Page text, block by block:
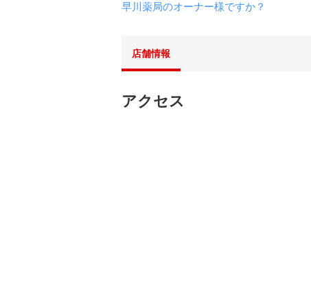
早川薬局のオーナー様ですか？
店舗情報
アクセス